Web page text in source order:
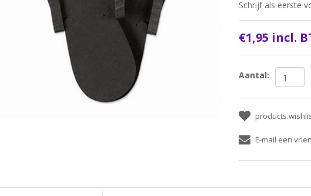
Schrijf als eerste
€1,95 incl.
Aantal: